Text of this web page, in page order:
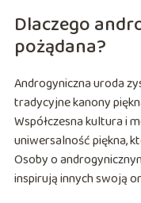
Dlaczego
pożądana?
Androgyniczna uroda
tradycyjne kanony
Współczesna kultura i
uniwersalność piękna,
Osoby o
inspirują innych swoją